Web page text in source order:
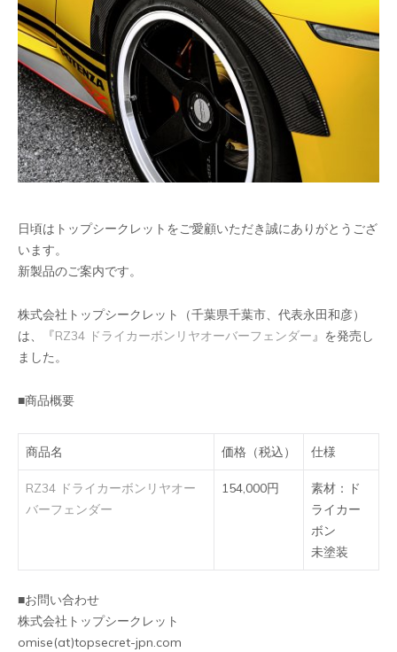
日頃はトップシークレットをご愛顧いただき誠にありがとうござ
います。
新製品のご案内です。
株式会社トップシークレット（千葉県千葉市、代表永田和彦）
は、『RZ34 ドライカーボンリヤオーバーフェンダー』を発売し
ました。
■商品概要
商品名 価格（税込） 仕様
RZ34 ドライカーボンリヤオー
バーフェンダー
154,000円
素材：ド
ライカー
ボン
未塗装
■お問い合わせ
株式会社トップシークレット
omise(at)topsecret-jpn.com